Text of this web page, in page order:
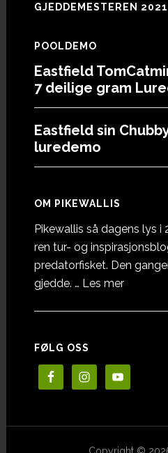
GJEDDEMESTEREN 2021
POOLDEMO
Eastfield
7 deilige gram
Eastfield sin
luredemo
OM PIKEWALLIS
Pikewallis så dagens lys i
ren tur- og
predatorfisket. Den
gjedde. … Les meromOm
FØLG OSS
Copyright ©